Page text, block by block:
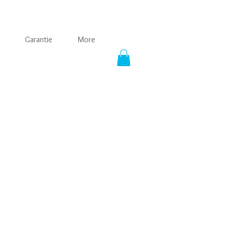
Garantie More